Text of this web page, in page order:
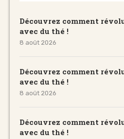
Découvrez comment
avec du thé !
8 août 2026
Découvrez comment
avec du thé !
8 août 2026
Découvrez comment
avec du thé !